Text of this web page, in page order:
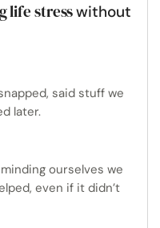
life stresswithout
said stuff we
later.
ourselves we
even if it didn’t